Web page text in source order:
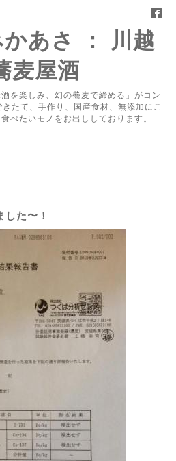
あさ ： 川越
麦屋酒
を楽しみ、幻の蕎麦で締める」がコン
たて、手作り、国産食材、無添加にこ
べたいモノをお出ししております。
た〜！